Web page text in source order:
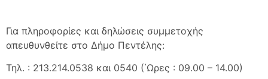
Για πληροφορίες και δηλώσεις συμμετοχής
απευθυνθείτε στο Δήμο Πεντέλης:
Τηλ. : 213.214.0538 και 0540 (΄Ωρες : 09.00 – 14.00)